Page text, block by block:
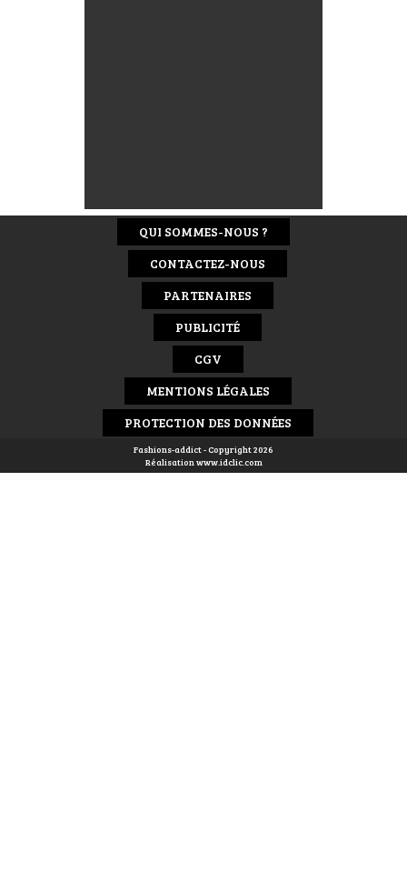
QUI SOMMES-NOUS ?
CONTACTEZ-NOUS
PARTENAIRES
PUBLICITÉ
CGV
MENTIONS LÉGALES
PROTECTION DES DONNÉES
Fashions-addict - Copyright 2026
Réalisationwww.idclic.com